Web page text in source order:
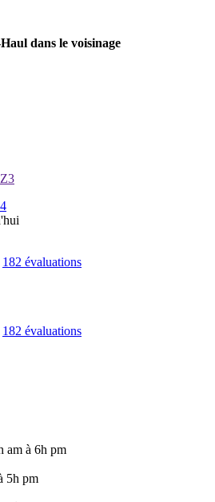
dans le voisinage
182 évaluations
182 évaluations
am à 6h pm
5h pm